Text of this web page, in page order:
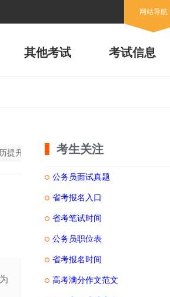
网站导航
其他考试 考试信息
提升考试 幼儿教育
考生关注
公务员面试真题
省考报名入口
省考笔试时间
公务员职位表
省考报名时间
高考满分作文范文